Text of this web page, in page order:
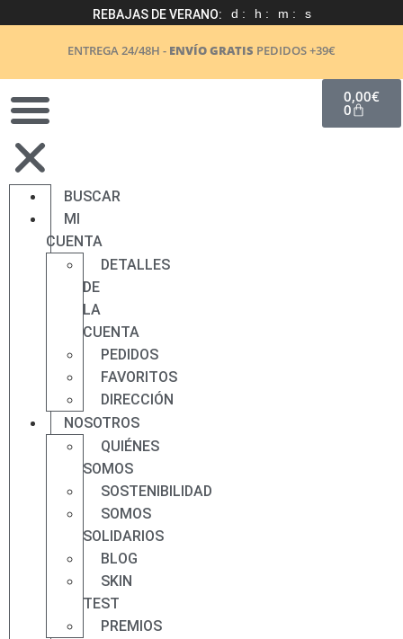
REBAJAS DE VERANO: d : h : m : s
ENTREGA 24/48H - ENVÍO GRATIS PEDIDOS +39€
BUSCAR
MI
CUENTA
DETALLES
DE
LA
CUENTA
PEDIDOS
FAVORITOS
DIRECCIÓN
NOSOTROS
QUIÉNES
SOMOS
SOSTENIBILIDAD
SOMOS
SOLIDARIOS
BLOG
SKIN
TEST
PREMIOS
0,00€
0